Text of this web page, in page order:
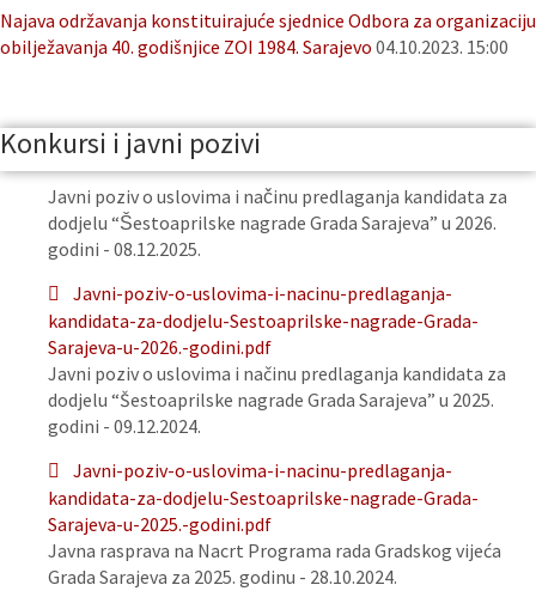
Najava održavanja konstituirajuće sjednice Odbora za organizaciju
obilježavanja 40. godišnjice ZOI 1984. Sarajevo 04.10.2023. 15:00
Konkursi i javni pozivi
Javni poziv o uslovima i načinu predlaganja kandidata za
dodjelu “Šestoaprilske nagrade Grada Sarajeva” u 2026.
godini - 08.12.2025.
Javni-poziv-o-uslovima-i-nacinu-predlaganja-
kandidata-za-dodjelu-Sestoaprilske-nagrade-Grada-
Sarajeva-u-2026.-godini.pdf
Javni poziv o uslovima i načinu predlaganja kandidata za
dodjelu “Šestoaprilske nagrade Grada Sarajeva” u 2025.
godini - 09.12.2024.
Javni-poziv-o-uslovima-i-nacinu-predlaganja-
kandidata-za-dodjelu-Sestoaprilske-nagrade-Grada-
Sarajeva-u-2025.-godini.pdf
Javna rasprava na Nacrt Programa rada Gradskog vijeća
Grada Sarajeva za 2025. godinu - 28.10.2024.